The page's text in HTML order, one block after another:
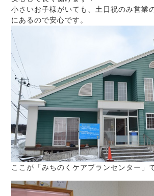
小さいお子様がいても、土日祝のみ営業
にあるので安心です。
ここが「みちのくケアプランセンター」